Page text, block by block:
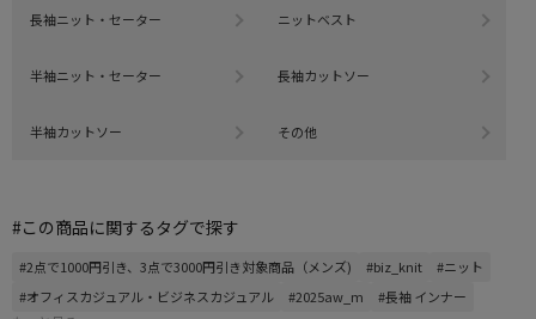
長袖ニット・セーター ニットベスト
半袖ニット・セーター 長袖カットソー
半袖カットソー その他
#この商品に関するタグで探す
#2点で1000円引き、3点で3000円引き対象商品（メンズ) #biz_knit
#ニット
#オフィスカジュアル・ビジネスカジュアル
#2025aw_m
#長袖 インナー